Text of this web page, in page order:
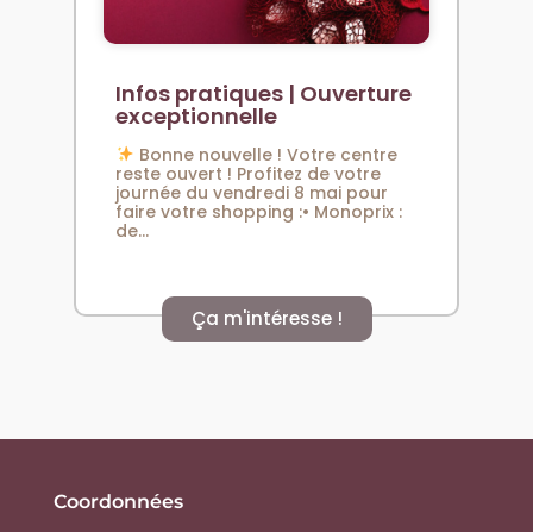
Infos pratiques | Ouverture
exceptionnelle
Bonne nouvelle ! Votre centre
reste ouvert ! Profitez de votre
journée du vendredi 8 mai pour
faire votre shopping :• Monoprix :
de...
Ça m'intéresse !
Coordonnées